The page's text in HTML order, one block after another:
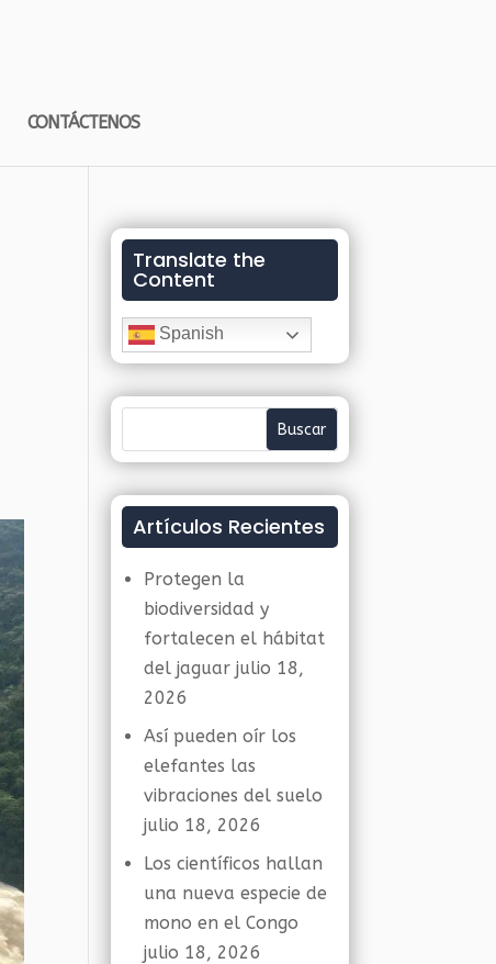
CONTÁCTENOS
Translate the
Content
Spanish
Artículos Recientes
Protegen la
biodiversidad y
fortalecen el hábitat
del jaguar julio 18,
2026
Así pueden oír los
elefantes las
vibraciones del suelo
julio 18, 2026
Los científicos hallan
una nueva especie de
mono en el Congo
julio 18, 2026